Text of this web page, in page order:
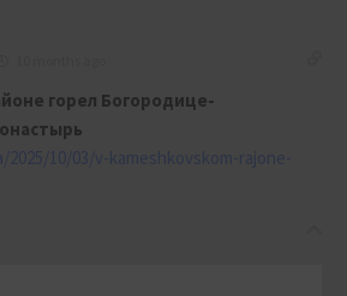
горел Богородице-
10/03/v-kameshkovskom-rajone-